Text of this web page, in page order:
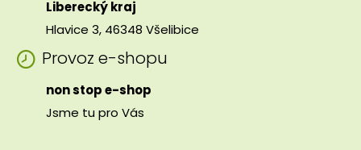
Liberecký kraj
Hlavice 3, 46348 Všelibice
Provoz e-shopu
non stop e-shop
Jsme tu pro Vás